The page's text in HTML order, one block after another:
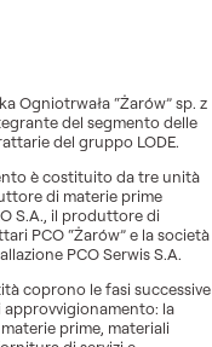
Ogniotrwała “Żarów” sp. z
del segmento delle
del gruppo LODE.
è costituito da tre unità
di materie prime
S.A., il produttore di
PCO “Żarów” e la società
PCO Serwis S.A.
coprono le fasi successive
approvvigionamento: la
prime, materiali